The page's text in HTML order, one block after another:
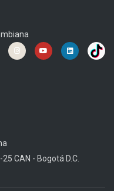
CAN - Bogotá D.C.